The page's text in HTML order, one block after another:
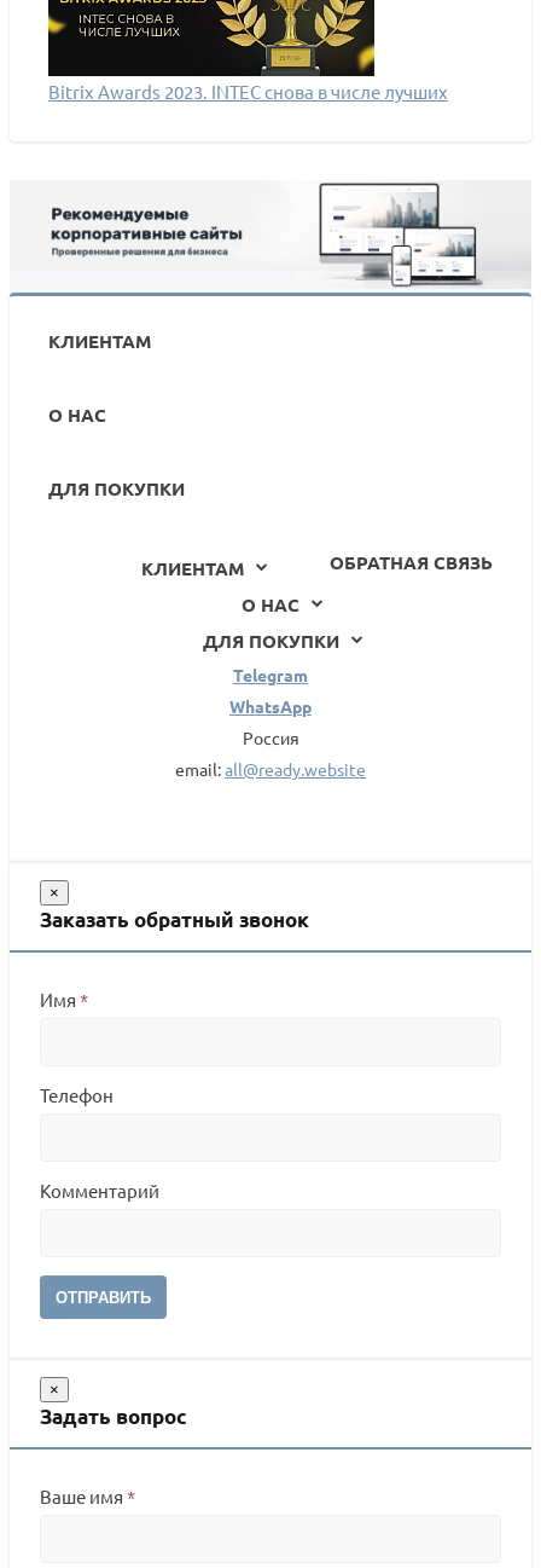
Bitrix Awards 2023. INTEC снова в числе лучших
КЛИЕНТАМ
О НАС
ДЛЯ ПОКУПКИ
ОБРАТНАЯ СВЯЗЬ
КЛИЕНТАМ
О НАС
ДЛЯ ПОКУПКИ
Telegram
WhatsApp
Россия
email:all@ready.website
×
Заказать обратный звонок
Имя *
Телефон
Комментарий
ОТПРАВИТЬ
×
Задать вопрос
Ваше имя *